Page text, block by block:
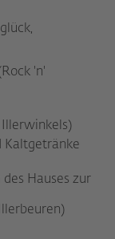
'n'
Illerwinkels)
Kaltgetränke
Hauses zur